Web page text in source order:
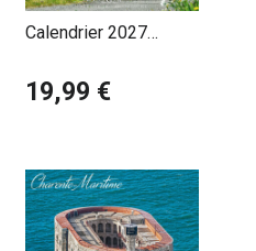
Calendrier 2027
Fleurie
19,99 €